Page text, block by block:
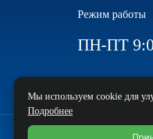
Режим работы
ПН-ПТ
Мы используем cookie для
Подробнее